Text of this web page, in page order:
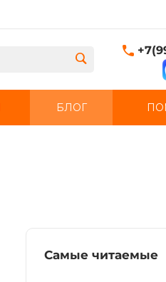
БЛОГ
Самые читаемые